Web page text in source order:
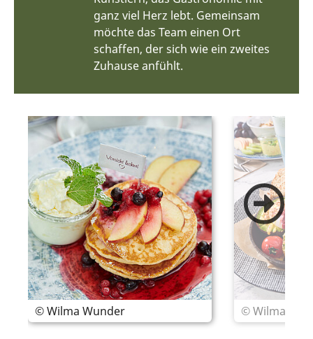
ganz viel Herz lebt. Gemeinsam
möchte das Team einen Ort
schaffen, der sich wie ein zweites
Zuhause anfühlt.
© Wilma Wunder © Wilma